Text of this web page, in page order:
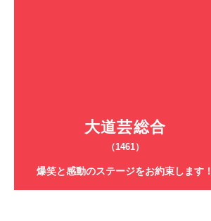
大道芸総合
（1461）
爆笑と感動のステージをお約束します！